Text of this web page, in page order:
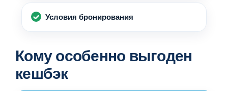
Условия бронирования
Кому особенно выгоден
кешбэк